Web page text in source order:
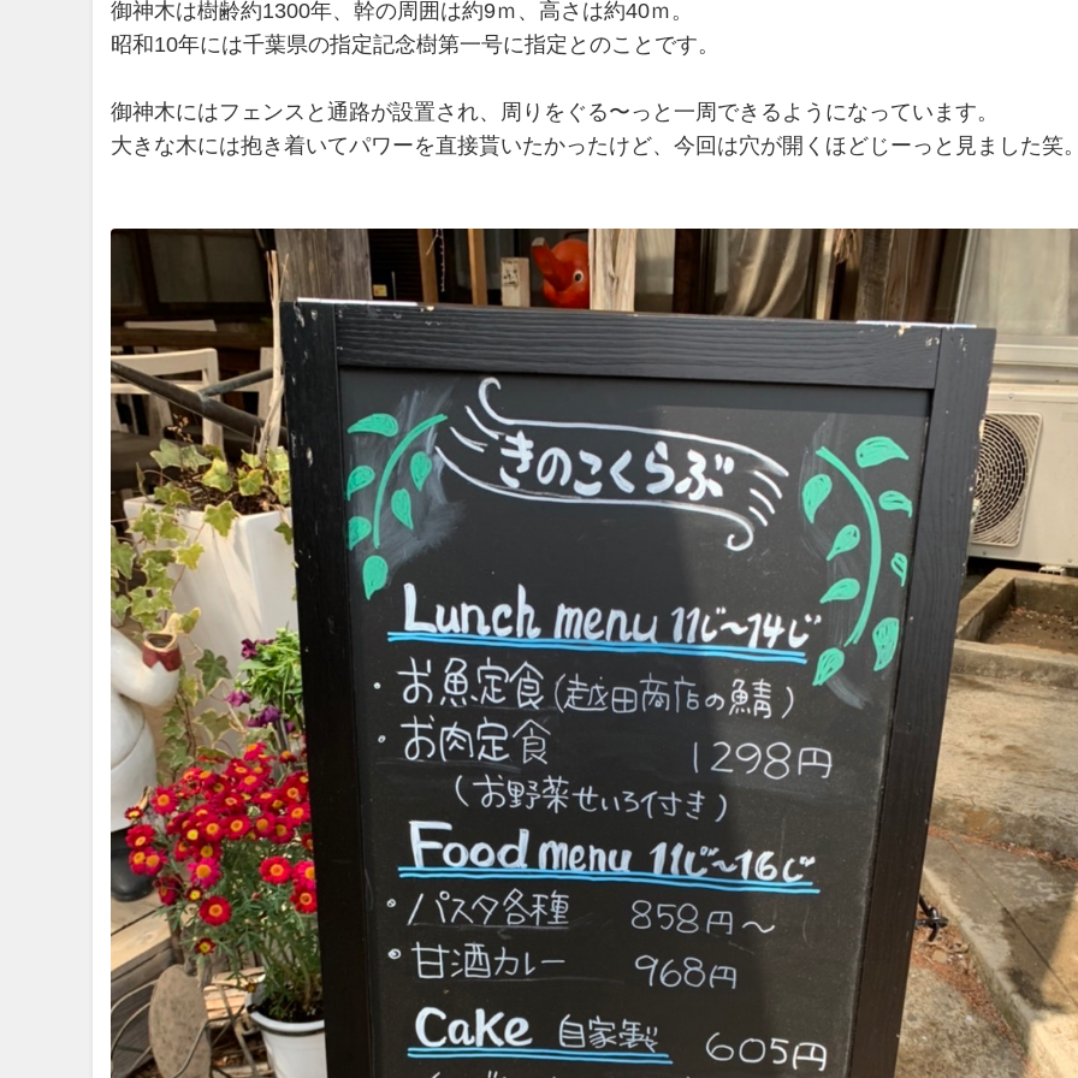
御神木は樹齢約1300年、幹の周囲は約9ｍ、高さは約40ｍ。
昭和10年には千葉県の指定記念樹第一号に指定とのことです。
御神木にはフェンスと通路が設置され、周りをぐる〜っと一周できるようになっています。
大きな木には抱き着いてパワーを直接貰いたかったけど、今回は穴が開くほどじーっと見ました笑